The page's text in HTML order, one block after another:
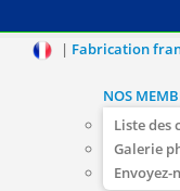
| Fabrication
NOS
Liste des
Galerie